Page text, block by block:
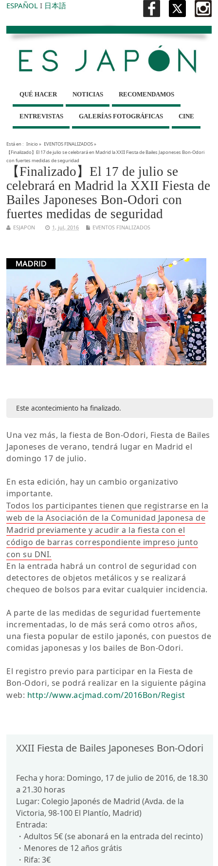
ESPAÑOL I 日本語
QUÉ HACER NOTICIAS RECOMENDAMOS
ENTREVISTAS GALERÍAS FOTOGRÁFICAS CINE
Está en : Inicio» EVENTOS FINALIZADOS»
【Finalizado】El 17 de julio se celebrará en Madrid la XXII Fiesta de Bailes Japoneses Bon-Odori
con fuertes medidas de seguridad
【Finalizado】El 17 de julio se
celebrará en Madrid la XXII Fiesta de
Bailes Japoneses Bon-Odori con
fuertes medidas de seguridad
ESJAPON 1, jul, 2016 EVENTOS FINALIZADOS
Este acontecimiento ha finalizado.
Una vez más, la fiesta de Bon-Odori, Fiesta de Bailes
Japoneses de verano, tendrá lugar en Madrid el
domingo 17 de julio.
En esta edición, hay un cambio organizativo
importante.
Todos los participantes tienen que registrarse en la
web de la Asociación de la Comunidad Japonesa de
Madrid previamente y acudir a la fiesta con el
código de barras correspondiente impreso junto
con su DNI.
En la entrada habrá un control de seguridad con
detectores de objetos metálicos y se realizará
chequeo de bolsos para evitar cualquier incidencia.
A parte de las medidas de seguridad fuertemente
incrementadas, lo de más será como otros años,
una fiesta popular de estilo japonés, con puestos de
comidas japonesas y los bailes de Bon-Odori.
El registro previo para participar en la Fiesta de
Bon-Odori, se podrá realizar en la siguiente página
web: http://www.acjmad.com/2016Bon/Regist
XXII Fiesta de Bailes Japoneses Bon-Odori
Fecha y hora: Domingo, 17 de julio de 2016, de 18.30
a 21.30 horas
Lugar: Colegio Japonés de Madrid (Avda. de la
Victoria, 98-100 El Plantío, Madrid)
Entrada:
・Adultos 5€ (se abonará en la entrada del recinto)
・Menores de 12 años grátis
・Rifa: 3€